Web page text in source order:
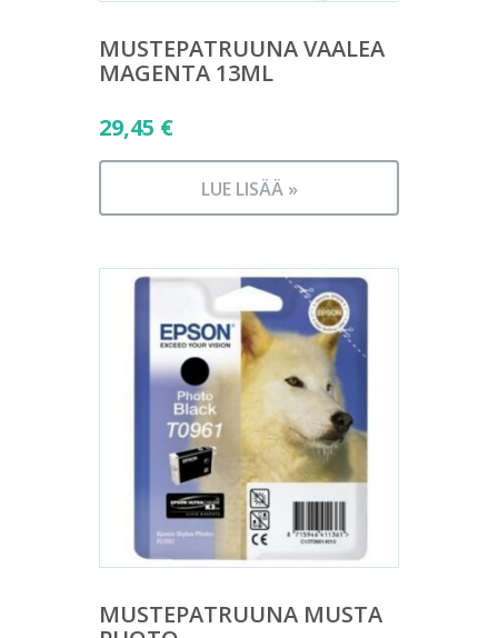
MUSTEPATRUUNA VAALEA
MAGENTA 13ML
29,45 €
LUE LISÄÄ »
MUSTEPATRUUNA MUSTA